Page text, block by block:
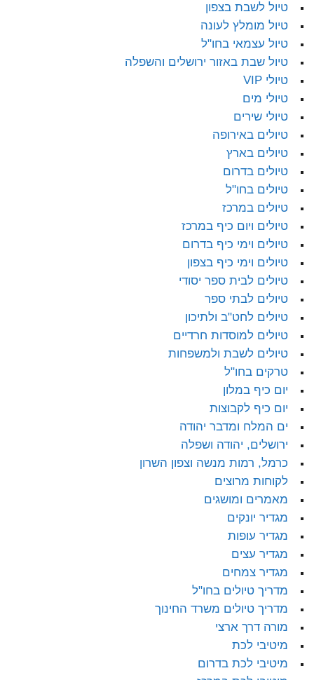
טיול לשבת בצפון
טיול מומלץ לעונה
טיול עצמאי בחו"ל
טיול שבת באזור ירושלים והשפלה
טיולי VIP
טיולי מים
טיולי שירים
טיולים באירופה
טיולים בארץ
טיולים בדרום
טיולים בחו"ל
טיולים במרכז
טיולים ויום כיף במרכז
טיולים וימי כיף בדרום
טיולים וימי כיף בצפון
טיולים לבית ספר יסודי
טיולים לבתי ספר
טיולים לחט"ב ולתיכון
טיולים למוסדות חרדיים
טיולים לשבת ולמשפחות
טרקים בחו"ל
יום כיף במלון
יום כיף לקבוצות
ים המלח ומדבר יהודה
ירושלים, יהודה ושפלה
כרמל, רמות מנשה וצפון השרון
לקוחות מרוצים
מאמרים ומושגים
מגדיר יונקים
מגדיר עופות
מגדיר עצים
מגדיר צמחים
מדריך טיולים בחו"ל
מדריך טיולים משרד החינוך
מורה דרך ארצי
מיטיבי לכת
מיטיבי לכת בדרום